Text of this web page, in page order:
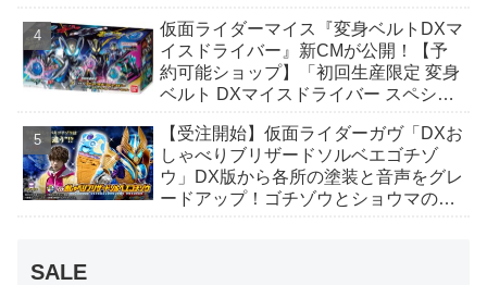
仮面ライダーマイス『変身ベルトDXマ
イスドライバー』新CMが公開！【予
約可能ショップ】「初回生産限定 変身
ベルト DXマイスドライバー スペシャ
【受注開始】仮面ライダーガヴ「DXお
しゃべりブリザードソルベエゴチゾ
ウ」DX版から各所の塗装と音声をグレ
ードアップ！ゴチゾウとショウマのボ
SALE